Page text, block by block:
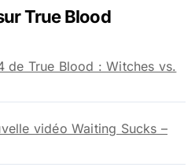
True Blood
de True Blood : Witches vs.
vidéo Waiting Sucks –